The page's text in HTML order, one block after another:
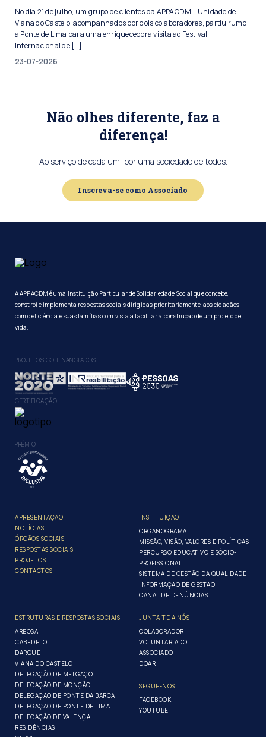
No dia 21 de julho, um grupo de clientes da APPACDM – Unidade de
Viana do Castelo, acompanhados por dois colaboradores, partiu rumo
a Ponte de Lima para uma enriquecedora visita ao Festival
Internacional de […]
23-07-2026
Não olhes diferente, faz a
diferença!
Ao serviço de cada um, por uma sociedade de todos.
Inscreva-se como Associado
A APPACDM é uma Instituição Particular de Solidariedade Social que concebe,
constrói e implementa respostas sociais dirigidas prioritariamente, aos cidadãos
com deficiência e suas famílias com vista a facilitar a construção de um projeto de
vida.
PROJETOS CO-FINANCIADOS
CERTIFICAÇÃO
PRÉMIO
APRESENTAÇÃO
NOTÍCIAS
ÓRGÃOS SOCIAIS
RESPOSTAS SOCIAIS
PROJETOS
CONTACTOS
INSTITUIÇÃO
ORGANOGRAMA
MISSÃO, VISÃO, VALORES E POLÍTICAS
PERCURSO EDUCATIVO E SÓCIO-
PROFISSIONAL
SISTEMA DE GESTÃO DA QUALIDADE
INFORMAÇÃO DE GESTÃO
CANAL DE DENÚNCIAS
ESTRUTURAS E RESPOSTAS SOCIAIS
AREOSA
CABEDELO
DARQUE
VIANA DO CASTELO
DELEGAÇÃO DE MELGAÇO
DELEGAÇÃO DE MONÇÃO
DELEGAÇÃO DE PONTE DA BARCA
DELEGAÇÃO DE PONTE DE LIMA
DELEGAÇÃO DE VALENÇA
RESIDÊNCIAS
JUNTA-TE A NÓS
COLABORADOR
VOLUNTARIADO
ASSOCIADO
DOAR
SEGUE-NOS
FACEBOOK
YOUTUBE